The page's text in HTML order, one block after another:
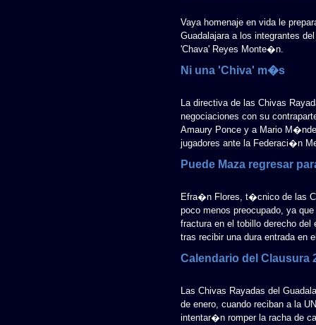
Vaya homenaje en vida le
Guadalajara a los integrantes
'Chava' Reyes Monte�n.
Ni una 'Chiva' m�s
La directiva de las Chivas
negociaciones con su
Amaury Ponce y a Mario
jugadores ante la Federaci�n
Puede Maza regresar
Efra�n Flores, t�cnico de las
poco menos preocupado, ya
fractura en el tobillo derecho
tras recibir una dura entrada en
Calendario del Clausura
Las Chivas Rayadas del
de enero, cuando reciban a la
intentar�n romper la racha de